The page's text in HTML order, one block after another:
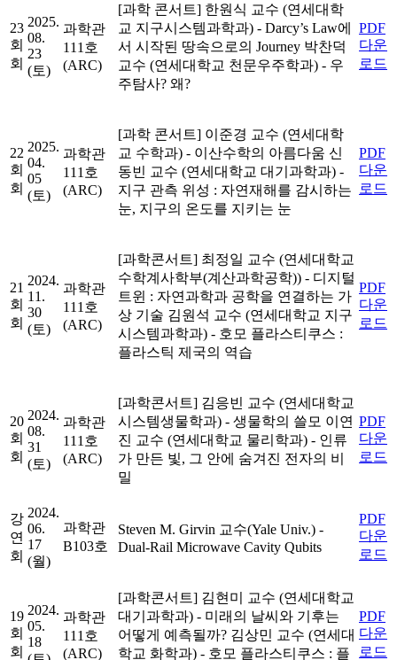
23
회
회
2025.
08.
23
(토)
과학관
111호
(ARC)
[과학 콘서트] 한원식 교수 (연세대학
교 지구시스템과학과) - Darcy’s Law에
서 시작된 땅속으로의 Journey 박찬덕
교수 (연세대학교 천문우주학과) - 우
주탐사? 왜?
PDF
다운
로드
22
회
회
2025.
04.
05
(토)
과학관
111호
(ARC)
[과학 콘서트] 이준경 교수 (연세대학
교 수학과) - 이산수학의 아름다움 신
동빈 교수 (연세대학교 대기과학과) -
지구 관측 위성 : 자연재해를 감시하는
눈, 지구의 온도를 지키는 눈
PDF
다운
로드
21
회
회
2024.
11.
30
(토)
과학관
111호
(ARC)
[과학콘서트] 최정일 교수 (연세대학교
수학계사학부(계산과학공학)) - 디지털
트윈 : 자연과학과 공학을 연결하는 가
상 기술 김원석 교수 (연세대학교 지구
시스템과학과) - 호모 플라스티쿠스 :
플라스틱 제국의 역습
PDF
다운
로드
20
회
회
2024.
08.
31
(토)
과학관
111호
(ARC)
[과학콘서트] 김응빈 교수 (연세대학교
시스템생물학과) - 생물학의 쓸모 이연
진 교수 (연세대학교 물리학과) - 인류
가 만든 빛, 그 안에 숨겨진 전자의 비
밀
PDF
다운
로드
강
연
회
2024.
06.
17
(월)
과학관
B103호
Steven M. Girvin 교수(Yale Univ.) -
Dual-Rail Microwave Cavity Qubits
PDF
다운
로드
19
회
회
2024.
05.
18
과학관
111호
(ARC)
[과학콘서트] 김현미 교수 (연세대학교
대기과학과) - 미래의 날씨와 기후는
어떻게 예측될까? 김상민 교수 (연세대
학교 화학과) - 호모 플라스티쿠스 : 플
PDF
다운
로드